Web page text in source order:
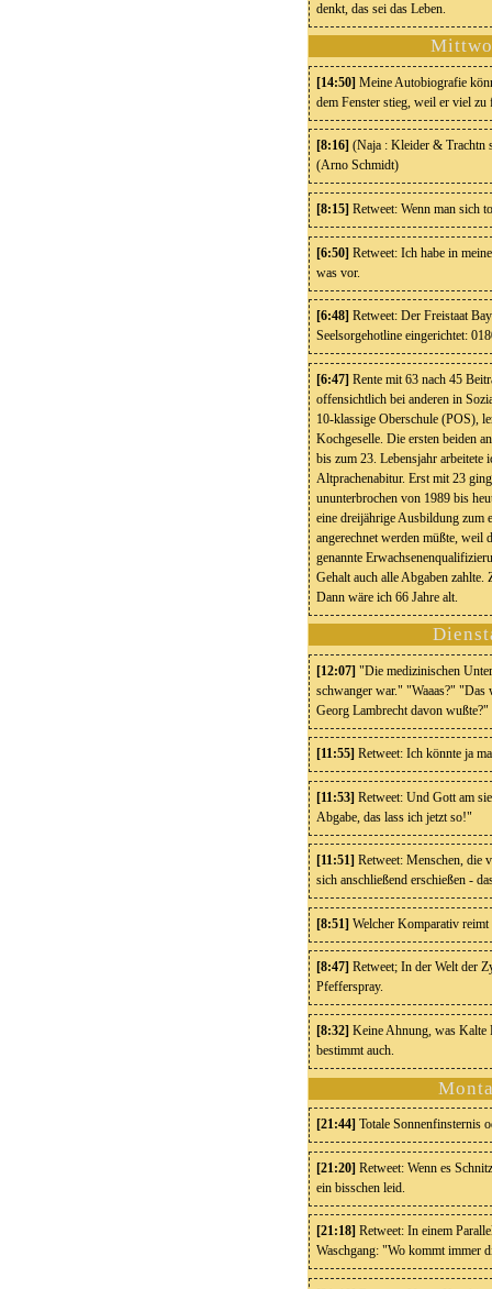
denkt, das sei das Leben.
[14:50] Meine Autobiografie
dem Fenster stieg, weil er viel
[8:16] (Naja : Kleider & Trachtn
(Arno Schmidt)
[8:15] Retweet: Wenn man sich
[6:50] Retweet: Ich habe in
was vor.
[6:48] Retweet: Der Freistaat
Seelsorgehotline eingerichtet:
[6:47] Rente mit 63 nach 45
offensichtlich bei anderen in
10-klassige Oberschule (POS),
Kochgeselle. Die ersten beiden
bis zum 23. Lebensjahr arbeitete
Altprachenabitur. Erst mit 23
ununterbrochen von 1989 bis
eine dreijährige Ausbildung zum
angerechnet werden müßte, weil
genannte
Gehalt auch alle Abgaben zahlte.
Dann wäre ich 66 Jahre alt.
[12:07] "Die medizinischen
schwanger war." "Waaas?"
Georg Lambrecht davon
[11:55] Retweet: Ich könnte ja
[11:53] Retweet: Und Gott am
Abgabe, das lass ich jetzt so!"
[11:51] Retweet: Menschen, die
sich anschließend erschießen -
[8:51] Welcher Komparativ
[8:47] Retweet; In der Welt der
Pfefferspray.
[8:32] Keine Ahnung, was Kalte
bestimmt auch.
[21:44] Totale Sonnenfinsternis
[21:20] Retweet: Wenn es
ein bisschen leid.
[21:18] Retweet: In einem
Waschgang: "Wo kommt immer